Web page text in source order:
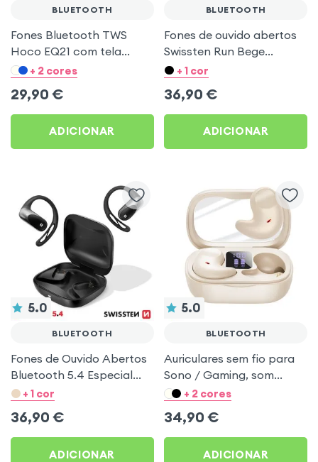
BLUETOOTH
Fones Bluetooth TWS
Hoco EQ21 com tela
touch e ANC Preto
+ 2 cores
29,90 €
ADICIONAR
BLUETOOTH
Fones de ouvido abertos
Swissten Run Bege
Bluetooth 5.4 especiais
+ 1 cor
36,90 €
ADICIONAR
5.0
BLUETOOTH
Fones de Ouvido Abertos
Bluetooth 5.4 Especial
para Esporte e Corrida -
+ 1 cor
36,90 €
ADICIONAR
5.0
BLUETOOTH
Auriculares sem fio para
Sono / Gaming, som
imersivo com redução de
Rosa
+ 2 cores
34,90 €
ADICIONAR